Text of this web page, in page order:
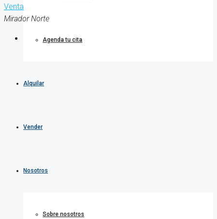
Agenda tu cita
Alquilar
Vender
Nosotros
Sobre nosotros
Venta
Mirador Norte